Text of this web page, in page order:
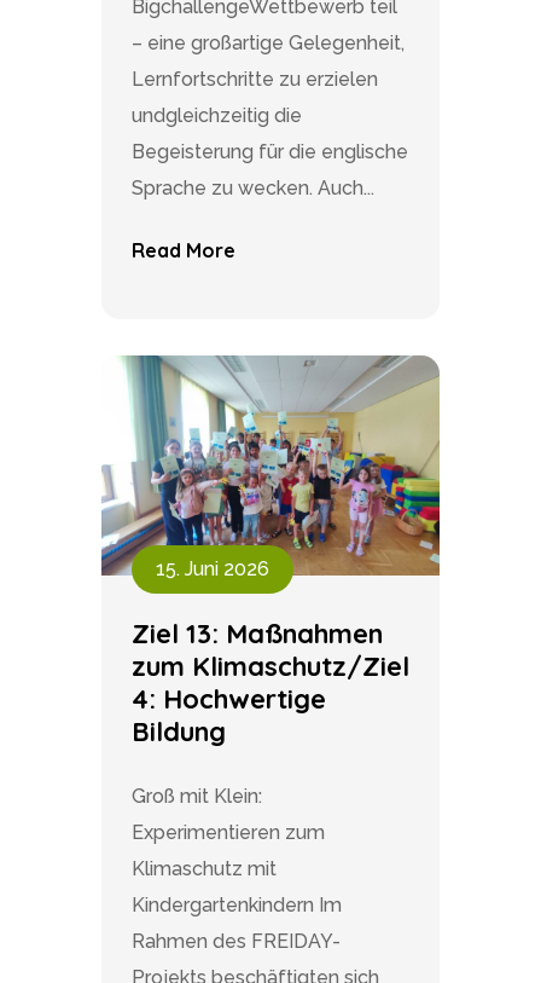
BigchallengeWettbewerb teil
– eine großartige Gelegenheit,
Lernfortschritte zu erzielen
undgleichzeitig die
Begeisterung für die englische
Sprache zu wecken. Auch...
Read More
15. Juni 2026
Ziel 13: Maßnahmen
zum Klimaschutz/Ziel
4: Hochwertige
Bildung
Groß mit Klein:
Experimentieren zum
Klimaschutz mit
Kindergartenkindern Im
Rahmen des FREIDAY-
Projekts beschäftigten sich